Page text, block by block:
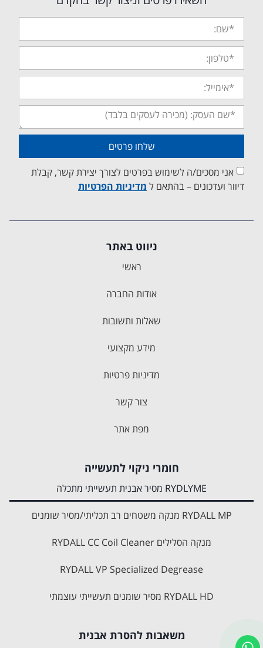
אני מסכים/ה לשימוש בפרטים לצורך יצירת קשר, קבלת
דיוור ועדכונים – בהתאם ל מדיניות הפרטיות
שלחו פרטים
ניווט באתר
ראשי
אודות החברה
שאלות ותשובות
מידע מקצועי
מדיניות פרטיות
צור קשר
מפת אתר
חומרי ניקוי לתעשייה
RYDLYME מסיר אבנית תעשייתי מתכלה
RYDALL MP מנקה משטחים רב תכליתי/מסיר שומנים
מנקה הסלילים RYDALL CC Coil Cleaner
RYDALL VP Specialized Degrease
RYDALL HD מסיר שומנים תעשייתי עוצמתי
משאבות להסרת אבנית